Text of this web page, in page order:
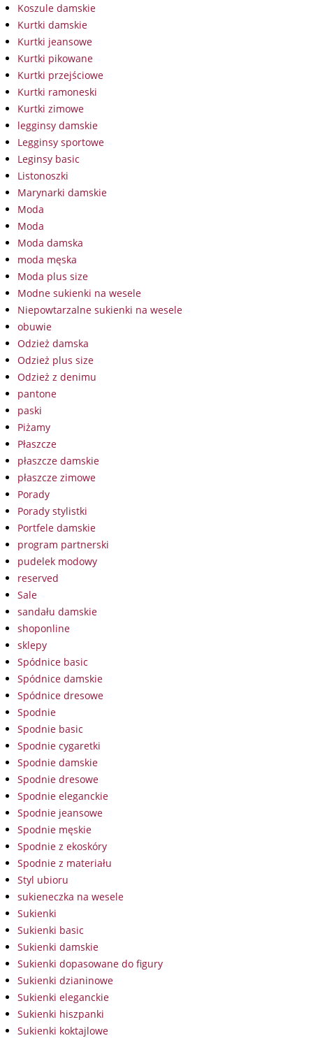
Koszule damskie
Kurtki damskie
Kurtki jeansowe
Kurtki pikowane
Kurtki przejściowe
Kurtki ramoneski
Kurtki zimowe
legginsy damskie
Legginsy sportowe
Leginsy basic
Listonoszki
Marynarki damskie
Moda
Moda
Moda damska
moda męska
Moda plus size
Modne sukienki na wesele
Niepowtarzalne sukienki na wesele
obuwie
Odzież damska
Odzież plus size
Odzież z denimu
pantone
paski
Piżamy
Płaszcze
płaszcze damskie
płaszcze zimowe
Porady
Porady stylistki
Portfele damskie
program partnerski
pudelek modowy
reserved
Sale
sandału damskie
shoponline
sklepy
Spódnice basic
Spódnice damskie
Spódnice dresowe
Spodnie
Spodnie basic
Spodnie cygaretki
Spodnie damskie
Spodnie dresowe
Spodnie eleganckie
Spodnie jeansowe
Spodnie męskie
Spodnie z ekoskóry
Spodnie z materiału
Styl ubioru
sukieneczka na wesele
Sukienki
Sukienki basic
Sukienki damskie
Sukienki dopasowane do figury
Sukienki dzianinowe
Sukienki eleganckie
Sukienki hiszpanki
Sukienki koktajlowe